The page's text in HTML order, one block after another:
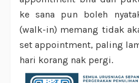
ke sana pun boleh
(walk-in) memang tidak
set appointment, paling
hari korang nak pergi.